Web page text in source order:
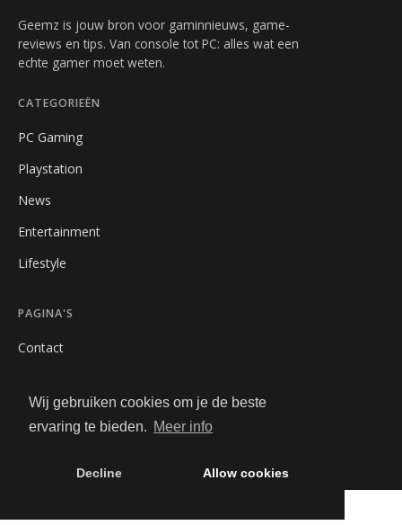
Wij gebruiken cookies om je de beste
ervaring te bieden. Meer info
Decline Allow cookies
Geemz is jouw bron voor gaminnieuws, game-
reviews en tips. Van console tot PC: alles wat een
echte gamer moet weten.
CATEGORIEËN
PC Gaming
Playstation
News
Entertainment
Lifestyle
PAGINA'S
Contact
Algemene Voorwaarden